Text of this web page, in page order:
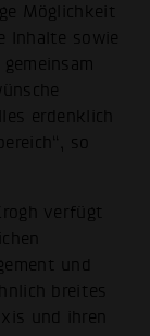
Möglichkeit
Inhalte sowie
erdenklich
so
verfügt
und
breites
und ihren